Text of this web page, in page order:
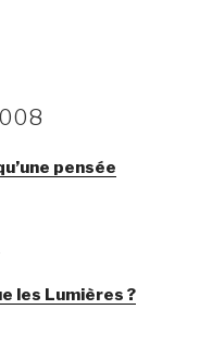
pensée
les Lumières ?